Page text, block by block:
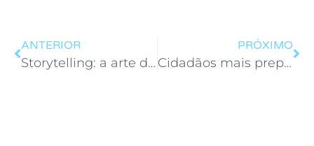
ANTERIOR
Storytelling: a arte de contar histórias
PRÓXIMO
Cidadãos mais preparados